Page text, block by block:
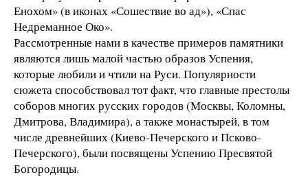
Енохом» (в иконах «Сошествие во ад»), «Спас
Недреманное Око».
Рассмотренные нами в качестве примеров памятники
являются лишь малой частью образов Успения,
которые любили и чтили на Руси. Популярности
сюжета способствовал тот факт, что главные престолы
соборов многих русских городов (Москвы, Коломны,
Дмитрова, Владимира), а также монастырей, в том
числе древнейших (Киево-Печерского и Псково-
Печерского), были посвящены Успению Пресвятой
Богородицы.